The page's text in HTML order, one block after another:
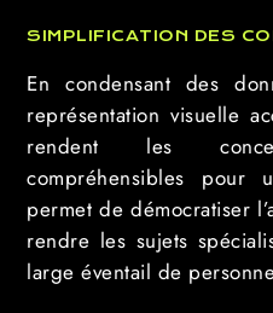
SIMPLIFICATION DES
En condensant des
représentation visuelle
rendent les
compréhensibles pour
permet de démocratiser
rendre les sujets
large éventail de